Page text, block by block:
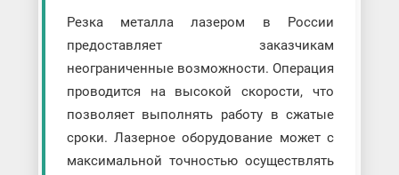
Резка металла лазером в России
предоставляет заказчикам
неограниченные возможности. Операция
проводится на высокой скорости, что
позволяет выполнять работу в сжатые
сроки. Лазерное оборудование может с
максимальной точностью осуществлять